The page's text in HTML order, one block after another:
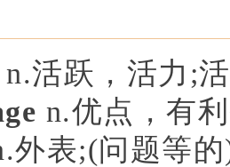
n.活跃，活力;
n.优点，有
外表;(问题等